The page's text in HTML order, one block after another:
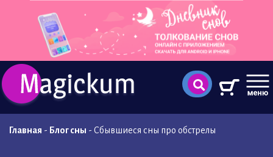
Главная - Блог сны - Сбывшиеся сны про обстрелы